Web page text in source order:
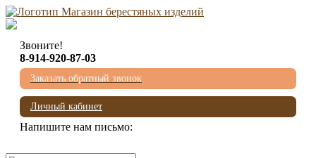
Звоните!
8-914-920-87-03
Заказать обратный звонок
Личный кабинет
Напишите нам письмо: